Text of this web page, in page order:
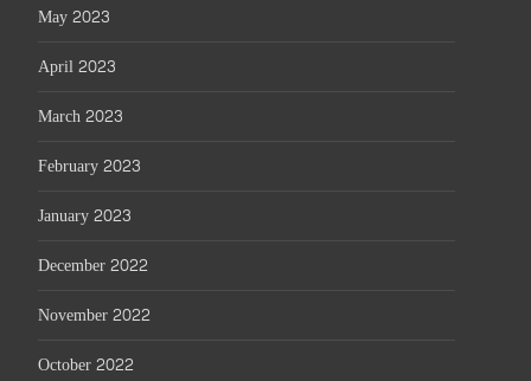
May 2023
April 2023
March 2023
February 2023
January 2023
December 2022
November 2022
October 2022